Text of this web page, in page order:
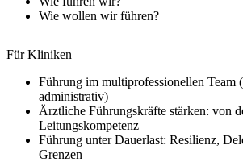
Wie wollen wir führen?
Für Kliniken
Führung im multiprofessionellen Team
administrativ)
Ärztliche Führungskräfte stärken: von
Leitungskompetenz
Führung unter Dauerlast: Resilienz,
Grenzen